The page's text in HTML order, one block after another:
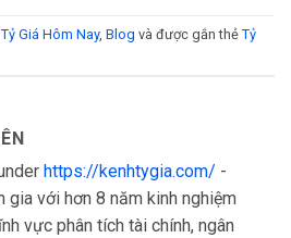
Tỷ Giá Hôm Nay, Blog và được gắn thẻ Tỷ
https://kenhtygia.com/ -
gia với hơn 8 năm kinh nghiệm
vực phân tích tài chính, ngân